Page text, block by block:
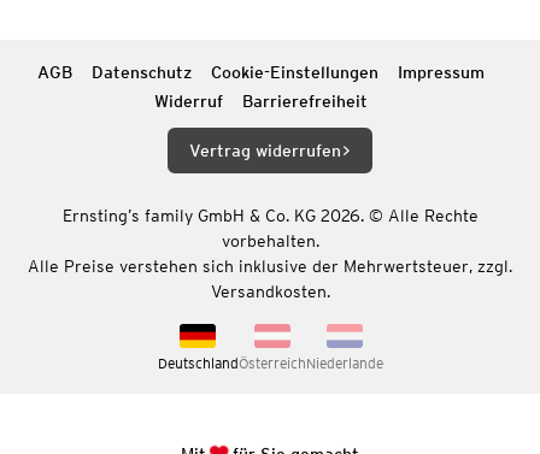
AGB Datenschutz Cookie-Einstellungen
Impressum
Widerruf
Barrierefreiheit
Vertrag widerrufen
Ernsting’s family GmbH & Co. KG 2026. © Alle Rechte
vorbehalten.
Alle Preise verstehen sich inklusive der Mehrwertsteuer, zzgl.
Versandkosten.
DeutschlandÖsterreichNiederlande